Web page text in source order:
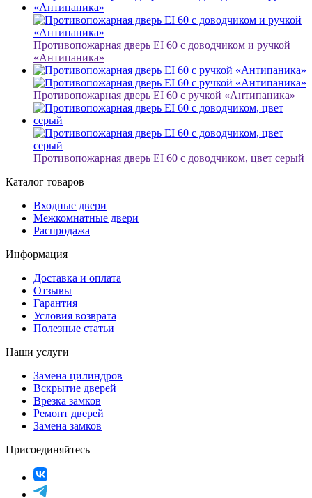
Противопожарная дверь EI 60 с доводчиком и ручкой
«Антипаника»
Противопожарная дверь EI 60 с ручкой «Антипаника»
Противопожарная дверь EI 60 с доводчиком, цвет серый
Каталог товаров
Входные двери
Межкомнатные двери
Распродажа
Информация
Доставка и оплата
Отзывы
Гарантия
Условия возврата
Полезные статьи
Наши услуги
Замена цилиндров
Вскрытие дверей
Врезка замков
Ремонт дверей
Замена замков
Присоединяйтесь